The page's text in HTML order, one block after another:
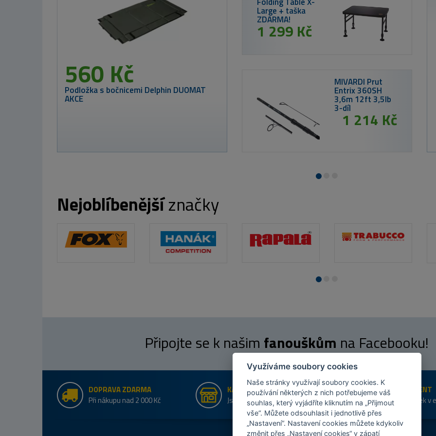
MIVARDI Prut
Entrix 360SH 216 Kč
Westin Wobler
Bling Perch
Nejoblíbenějšíznačky
Připojte se k našim fanouškům na Facebooku!
DOPRAVA ZDARMA
Při nákupu nad 2 000 Kč
KAMENNÉ PRODEJNY
Jsme na trhu více než 10 let
ŠIROKÝ SORTIMENT
Přes 20 tis. položek v
shopu
Využíváme soubory cookies
Naše stránky využívají soubory cookies. K
používání některých z nich potřebujeme váš
souhlas, který vyjádříte kliknutím na „Přijmout
vše“. Můžete odsouhlasit i jednotlivě přes
„Nastavení“. Nastavení cookies můžete kdykoliv
změnit přes „Nastavení cookies“ v zápatí